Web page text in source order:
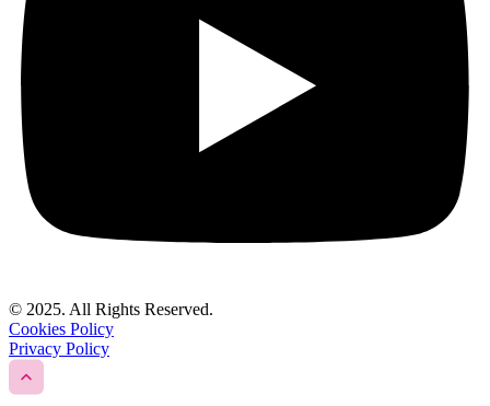
© 2025. All Rights Reserved.
Cookies Policy
Privacy Policy